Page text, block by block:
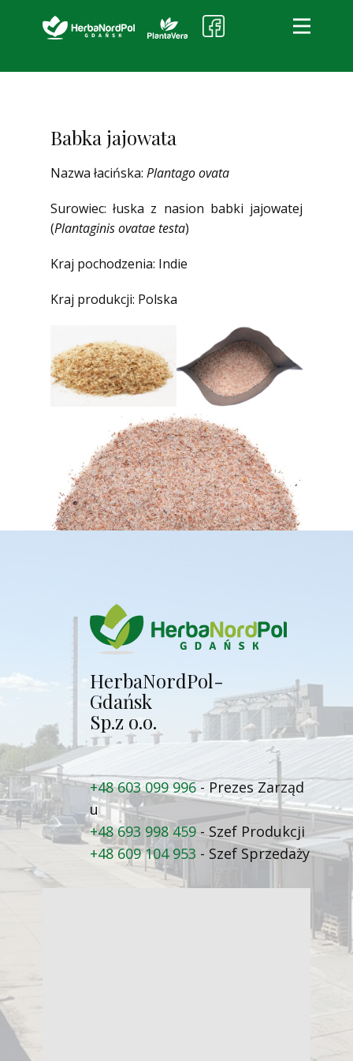
Produkty i usługi
Kontakt
Sklep partnerski
Babka jajowata
Nazwa łacińska: Plantago ovata
Surowiec: łuska z nasion babki jajowatej
(Plantaginis ovatae testa)
Kraj pochodzenia: Indie
Kraj produkcji: Polska
Herba​NordPol-
Gdańsk
Sp.z o.o.
+48 603 099 996 - Prezes Zarząd​
u
+48 693 998 459 - Szef Produkcji
+48 609 104 953 - Szef Sprzedaży